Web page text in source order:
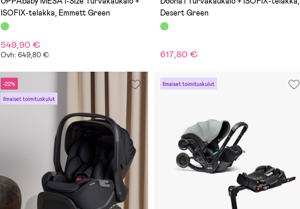
ISOFIX-telakka, Emmett Green
549,90 €
Ovh: 649,80 €
Desert Green
617,80 €
-22%
Ilmaiset toimituskulut
Ilmaiset toimituskulut